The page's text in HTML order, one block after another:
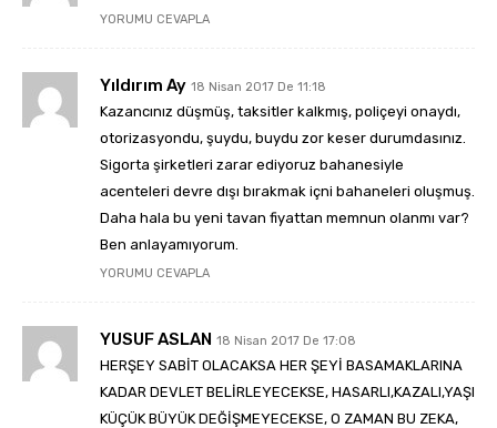
YORUMU CEVAPLA
Yıldırım Ay 18 Nisan 2017 De 11:18
Kazancınız düşmüş, taksitler kalkmış, poliçeyi onaydı,
otorizasyondu, şuydu, buydu zor keser durumdasınız.
Sigorta şirketleri zarar ediyoruz bahanesiyle
acenteleri devre dışı bırakmak içni bahaneleri oluşmuş.
Daha hala bu yeni tavan fiyattan memnun olanmı var?
Ben anlayamıyorum.
YORUMU CEVAPLA
YUSUF ASLAN 18 Nisan 2017 De 17:08
HERŞEY SABİT OLACAKSA HER ŞEYİ BASAMAKLARINA
KADAR DEVLET BELİRLEYECEKSE, HASARLI,KAZALI,YAŞI
KÜÇÜK BÜYÜK DEĞİŞMEYECEKSE, O ZAMAN BU ZEKA,